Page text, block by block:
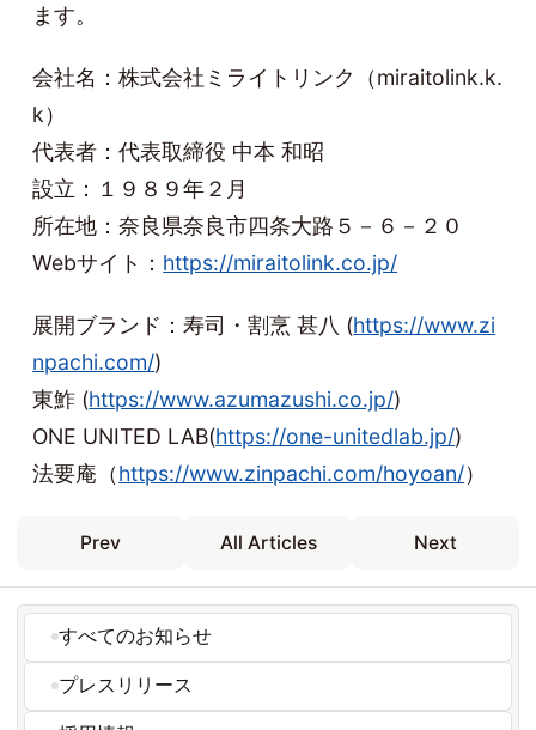
ます。
会社名：株式会社ミライトリンク（miraitolink.k.
k）
代表者：代表取締役 中本 和昭
設立：１９８９年２月
所在地：奈良県奈良市四条大路５－６－２０
Webサイト： https://miraitolink.co.jp/
展開ブランド：寿司・割烹 甚八 (https://www.zi
npachi.com/)
東鮓 (https://www.azumazushi.co.jp/)
ONE UNITED LAB(https://one-unitedlab.jp/)
法要庵（https://www.zinpachi.com/hoyoan/）
Prev All Articles Next
すべてのお知らせ
プレスリリース